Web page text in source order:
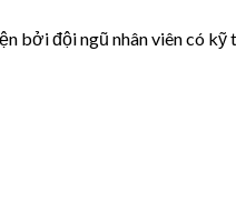
bởi đội ngũ nhân viên có kỹ